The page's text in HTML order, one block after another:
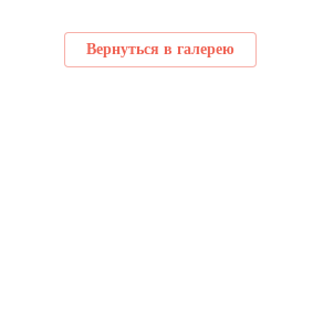
Вернуться в галерею